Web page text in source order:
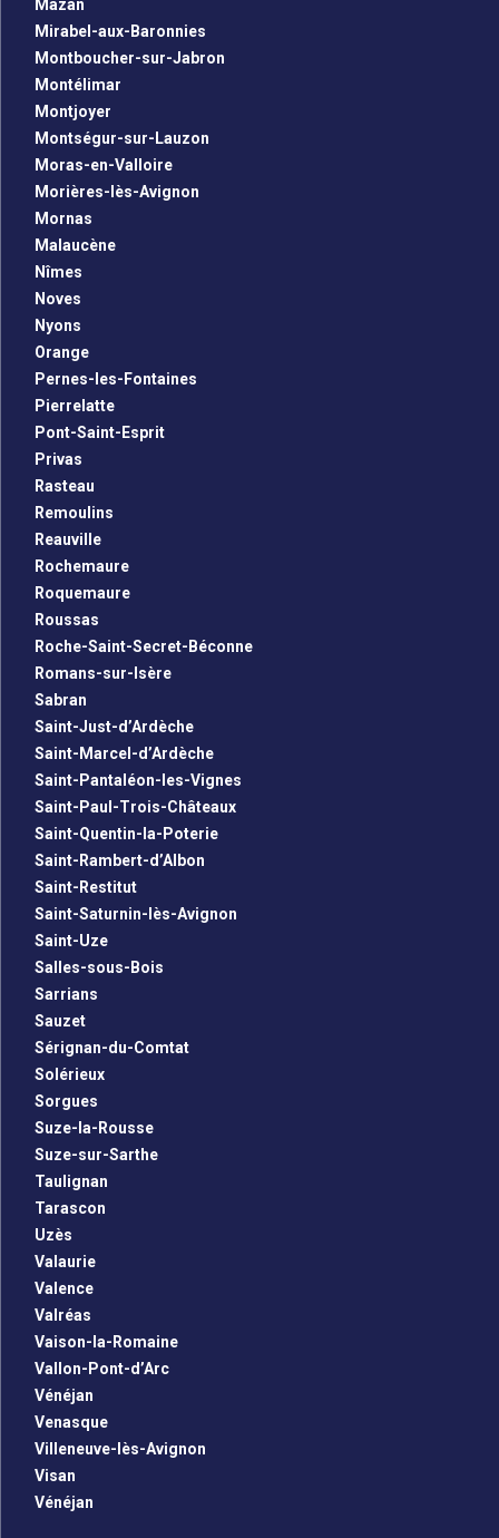
Mazan
Mirabel-aux-Baronnies
Montboucher-sur-Jabron
Montélimar
Montjoyer
Montségur-sur-Lauzon
Moras-en-Valloire
Morières-lès-Avignon
Mornas
Malaucène
Nîmes
Noves
Nyons
Orange
Pernes-les-Fontaines
Pierrelatte
Pont-Saint-Esprit
Privas
Rasteau
Remoulins
Reauville
Rochemaure
Roquemaure
Roussas
Roche-Saint-Secret-Béconne
Romans-sur-Isère
Sabran
Saint-Just-d’Ardèche
Saint-Marcel-d’Ardèche
Saint-Pantaléon-les-Vignes
Saint-Paul-Trois-Châteaux
Saint-Quentin-la-Poterie
Saint-Rambert-d’Albon
Saint-Restitut
Saint-Saturnin-lès-Avignon
Saint-Uze
Salles-sous-Bois
Sarrians
Sauzet
Sérignan-du-Comtat
Solérieux
Sorgues
Suze-la-Rousse
Suze-sur-Sarthe
Taulignan
Tarascon
Uzès
Valaurie
Valence
Valréas
Vaison-la-Romaine
Vallon-Pont-d’Arc
Vénéjan
Venasque
Villeneuve-lès-Avignon
Visan
Vénéjan